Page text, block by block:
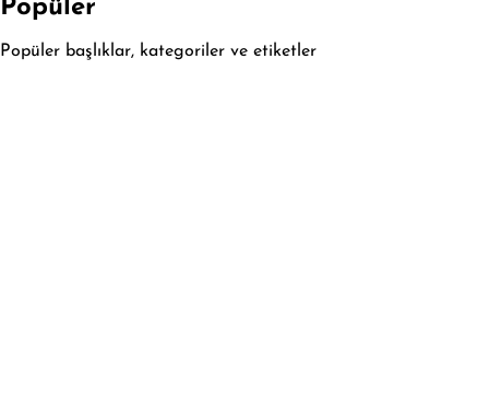
Popüler
Popüler başlıklar, kategoriler ve etiketler